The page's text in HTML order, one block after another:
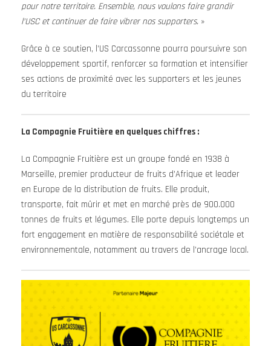
pour notre territoire. Ensemble, nous voulons faire grandir
l’USC et continuer de faire vibrer nos supporters. »
Grâce à ce soutien, l’US Carcassonne pourra poursuivre son
développement sportif, renforcer sa formation et intensifier
ses actions de proximité avec les supporters et les jeunes
du territoire
La Compagnie Fruitière en quelques chiffres :
La Compagnie Fruitière est un groupe fondé en 1938 à
Marseille, premier producteur de fruits d’Afrique et leader
en Europe de la distribution de fruits. Elle produit,
transporte, fait mûrir et met en marché près de 900.000
tonnes de fruits et légumes. Elle porte depuis longtemps un
fort engagement en matière de responsabilité sociétale et
environnementale, notamment au travers de l’ancrage local.